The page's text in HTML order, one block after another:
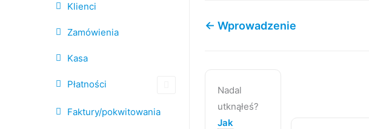
Klienci
Zamówienia
Kasa
Płatności
Faktury/pokwitowania
← Wprowadzenie
Nadal
utknąłeś?
Jak